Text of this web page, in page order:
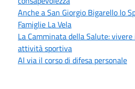
Anche a San Giorgio Bigarello lo
Famiglie La Vela
La Camminata della Salute:
attività sportiva
Al via il corso di difesa personale